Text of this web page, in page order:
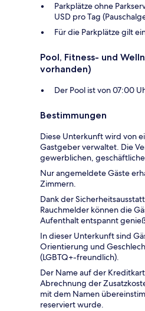
Parkplätze ohne
USD pro Tag
Für die Parkplätze gilt
Pool, Fitness- und
vorhanden)
Der Pool ist von 07:00
Bestimmungen
Diese Unterkunft wird von
Gastgeber verwaltet. Die
gewerblichen,
Nur angemeldete Gäste
Zimmern.
Dank der
Rauchmelder können die
Aufenthalt entspannt
In dieser Unterkunft sind
Orientierung und
(LGBTQ+-freundlich).
Der Name auf der
Abrechnung der
mit dem Namen
reserviert wurde.